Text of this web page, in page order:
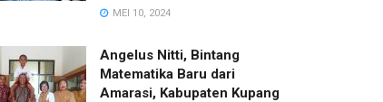
MEI 10, 2024
Angelus Nitti, Bintang
Matematika Baru dari
Amarasi, Kabupaten Kupang